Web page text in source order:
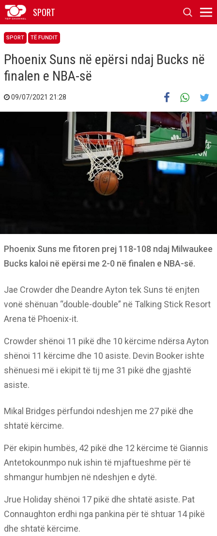
SPORT
SPORT TË FUNDIT
Phoenix Suns në epërsi ndaj Bucks në
finalen e NBA-së
09/07/2021 21:28
Phoenix Suns me fitoren prej 118-108 ndaj Milwaukee
Bucks kaloi në epërsi me 2-0 në finalen e NBA-së.
Jae Crowder dhe Deandre Ayton tek Suns të enjten
vonë shënuan “double-double” në Talking Stick Resort
Arena të Phoenix-it.
Crowder shënoi 11 pikë dhe 10 kërcime ndërsa Ayton
shënoi 11 kërcime dhe 10 asiste. Devin Booker ishte
shënuesi më i ekipit të tij me 31 pikë dhe gjashtë
asiste.
Mikal Bridges përfundoi ndeshjen me 27 pikë dhe
shtatë kërcime.
Për ekipin humbës, 42 pikë dhe 12 kërcime të Giannis
Antetokounmpo nuk ishin të mjaftueshme për të
shmangur humbjen në ndeshjen e dytë.
Jrue Holiday shënoi 17 pikë dhe shtatë asiste. Pat
Connaughton erdhi nga pankina për të shtuar 14 pikë
dhe shtatë kërcime.